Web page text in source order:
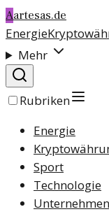
Aartesas.de
Energie
Mehr
Rubriken
Energie
Sport
Technologie
Unternehmen